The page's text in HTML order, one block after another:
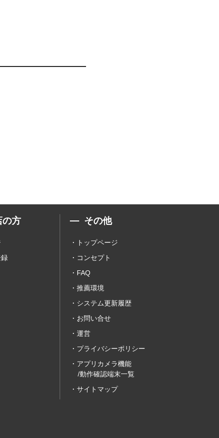
の方 その他
トップページ
コンセプト
FAQ
推薦環境
システム更新履歴
お問い合せ
運営
プライバシーポリシー
アプリカメラ機能
/動作確認端末一覧
サイトマップ